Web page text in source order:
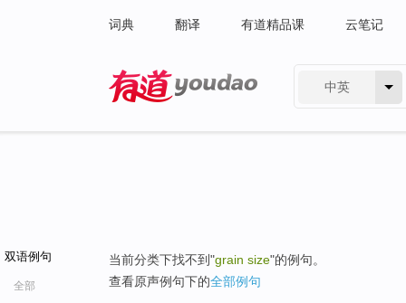
词典 翻译 有道精品课 云笔记
中英
双语例句
全部
当前分类下找不到"grain size"的例句。
查看原声例句下的全部例句